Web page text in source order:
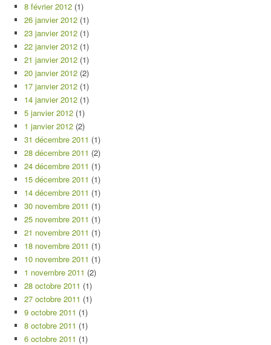
8 février 2012 (1)
26 janvier 2012 (1)
23 janvier 2012 (1)
22 janvier 2012 (1)
21 janvier 2012 (1)
20 janvier 2012 (2)
17 janvier 2012 (1)
14 janvier 2012 (1)
5 janvier 2012 (1)
1 janvier 2012 (2)
31 décembre 2011 (1)
28 décembre 2011 (2)
24 décembre 2011 (1)
15 décembre 2011 (1)
14 décembre 2011 (1)
30 novembre 2011 (1)
25 novembre 2011 (1)
21 novembre 2011 (1)
18 novembre 2011 (1)
10 novembre 2011 (1)
1 novembre 2011 (2)
28 octobre 2011 (1)
27 octobre 2011 (1)
9 octobre 2011 (1)
8 octobre 2011 (1)
6 octobre 2011 (1)